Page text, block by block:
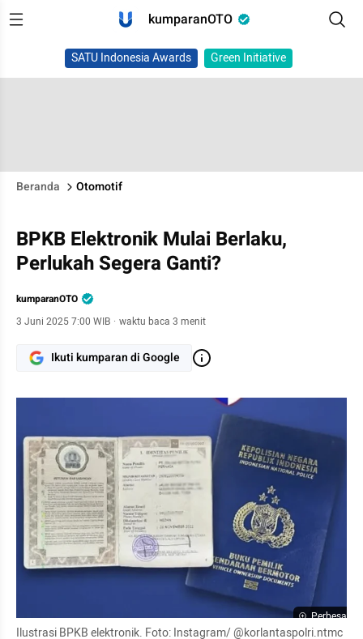
kumparanOTO
SATU Indonesia Awards Green Initiative
Beranda Otomotif
BPKB Elektronik Mulai Berlaku,
Perlukah Segera Ganti?
kumparanOTO
3 Juni 2025 7:00 WIB · waktu baca 3 menit
Ikuti kumparan di Google
Perbesar
Ilustrasi BPKB elektronik. Foto: Instagram/ @korlantaspolri.ntmc